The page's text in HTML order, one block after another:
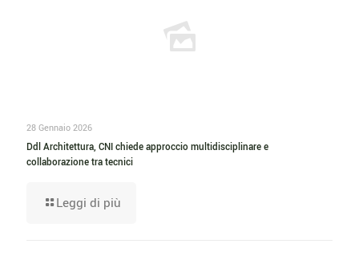
28 Gennaio 2026
Ddl Architettura, CNI chiede approccio multidisciplinare e
collaborazione tra tecnici
Leggi di più